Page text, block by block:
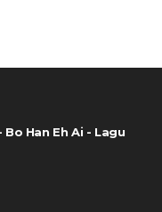
Bo Han Eh Ai - Lagu